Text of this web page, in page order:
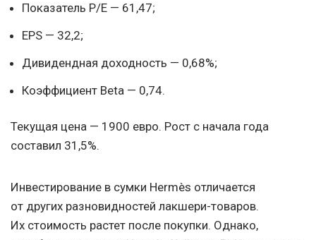
Показатель P/E — 61,47;
EPS — 32,2;
Дивидендная доходность — 0,68%;
Коэффициент Beta — 0,74.
Текущая цена — 1900 евро. Рост с начала года
составил 31,5%.
Инвестирование в сумки Hermès отличается
от других разновидностей лакшери-товаров.
Их стоимость растет после покупки. Однако,